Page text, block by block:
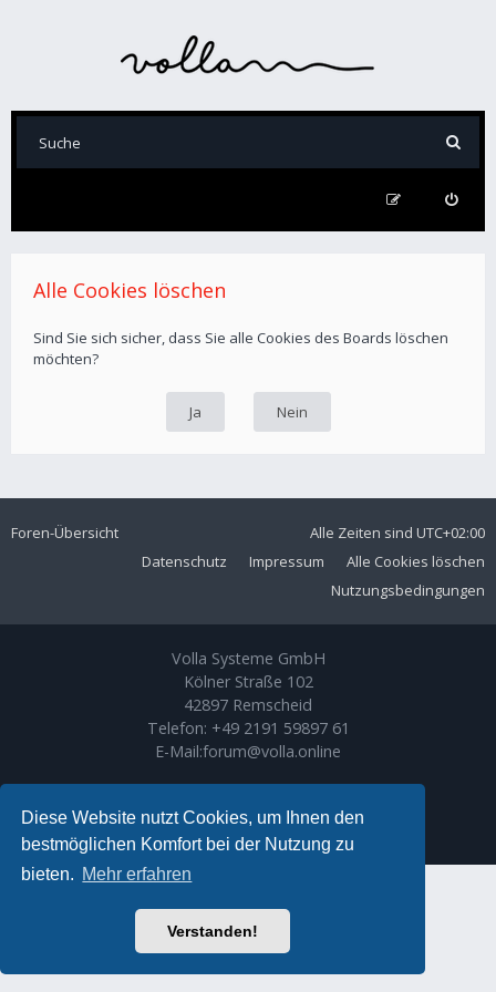
Diese Website nutzt Cookies, um Ihnen den
bestmöglichen Komfort bei der Nutzung zu
bieten. Mehr erfahren
Verstanden!
Alle Cookies löschen
Sind Sie sich sicher, dass Sie alle Cookies des Boards löschen
möchten?
Foren-Übersicht Alle Zeiten sind UTC+02:00
Alle Cookies löschen
Impressum
Datenschutz
Nutzungsbedingungen
Volla Systeme GmbH
Kölner Straße 102
42897 Remscheid
Telefon: +49 2191 59897 61
E-Mail:forum@volla.online
Ariki Theme byGramziu